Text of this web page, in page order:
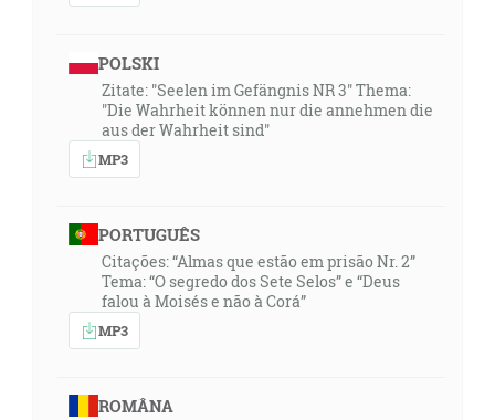
POLSKI
Zitate: "Seelen im Gefängnis NR 3" Thema:
"Die Wahrheit können nur die annehmen die
aus der Wahrheit sind"
MP3
PORTUGUÊS
Citações: “Almas que estão em prisão Nr. 2”
Tema: “O segredo dos Sete Selos” e “Deus
falou à Moisés e não à Corá”
MP3
ROMÂNA